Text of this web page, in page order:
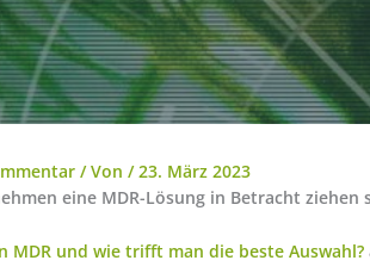
/ Von /23. März 2023
eine MDR-Lösung in Betracht
MDR und wie trifft man die beste Auswahl?